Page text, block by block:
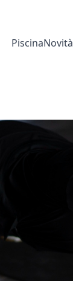
PiscinaNovità